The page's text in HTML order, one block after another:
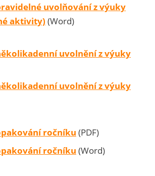
uvolňování z výuky
aktivity) (Word)
uvolnění z výuky
uvolnění z výuky
ročníku (PDF)
ročníku (Word)